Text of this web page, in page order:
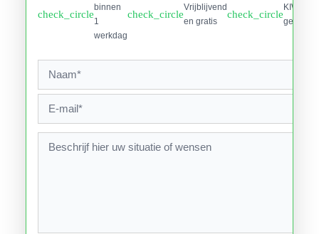
check_circle
binnen
1
werkdag
check_circle
Vrijblijvend
en gratis
check_circle
KIWA